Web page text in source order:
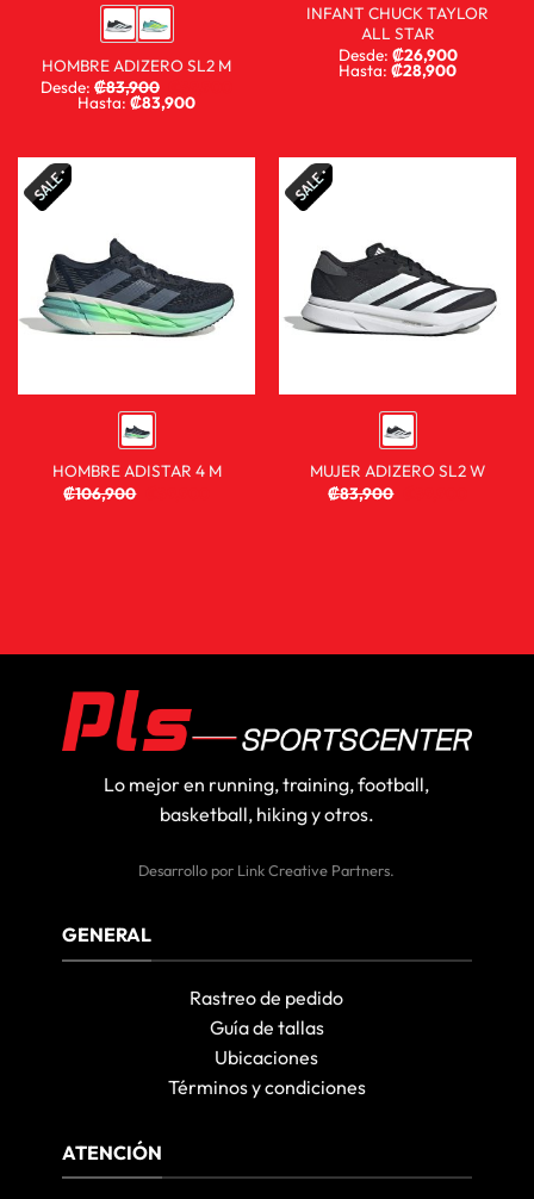
HOMBRE ADIZERO SL2 M
Desde: ₡83,900
Hasta:₡83,900
INFANT CHUCK TAYLOR
ALL STAR
Desde: ₡26,900
Hasta: ₡28,900
HOMBRE ADISTAR 4 M
₡106,900
MUJER ADIZERO SL2 W
₡83,900
Lo mejor en running, training, football,
basketball, hiking y otros.
Desarrollo por Link Creative Partners.
GENERAL
Rastreo de pedido
Guía de tallas
Ubicaciones
Términos y condiciones
ATENCIÓN